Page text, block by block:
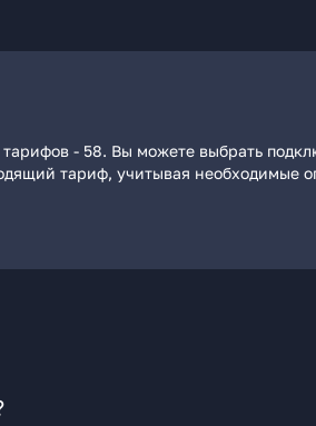
- 58. Вы можете выбрать
тариф, учитывая необходимые